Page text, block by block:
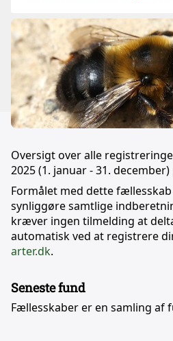
Oversigt over alle
2025 (1. januar - 31. december)
Formålet med dette
synliggøre samtlige
kræver ingen tilmelding at
automatisk ved at registrere
arter.dk.
Seneste fund
Fællesskaber er en samling af